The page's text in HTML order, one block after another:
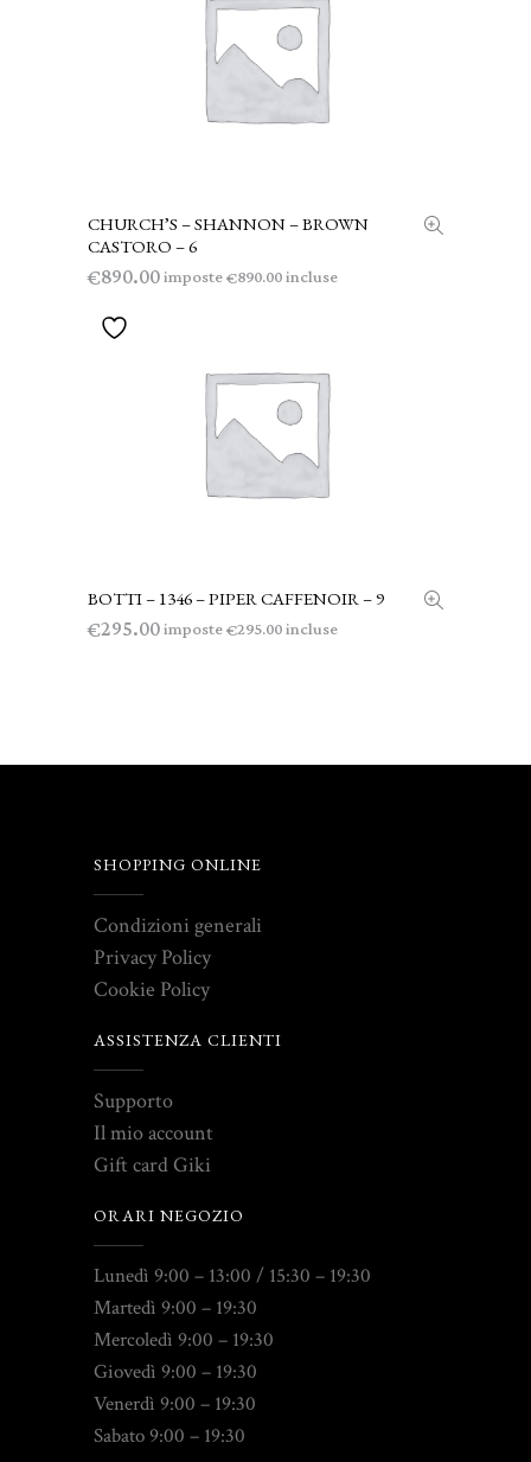
AGGIUNGI AL CARRELLO
CHURCH’S – SHANNON – BROWN
CASTORO – 6
€890.00imposte€890.00incluse
AGGIUNGI AL CARRELLO
BOTTI – 1346 – PIPER CAFFENOIR – 9
€295.00imposte€295.00incluse
SHOPPING ONLINE
Condizioni generali
Privacy Policy
Cookie Policy
ASSISTENZA CLIENTI
Supporto
Il mio account
Gift card Giki
ORARI NEGOZIO
Lunedì 9:00 – 13:00 / 15:30 – 19:30
Martedì 9:00 – 19:30
Mercoledì 9:00 – 19:30
Giovedì 9:00 – 19:30
Venerdì 9:00 – 19:30
Sabato 9:00 – 19:30